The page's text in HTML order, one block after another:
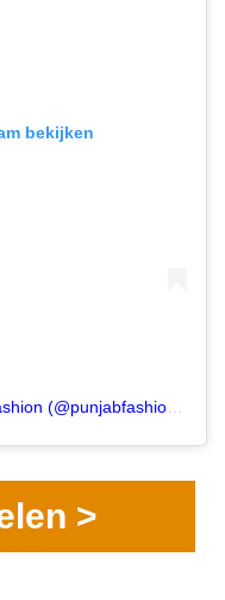
bekijken
Een bericht gedeeld door Punjab Fashion (@punjabfashion_nijverdal)
>